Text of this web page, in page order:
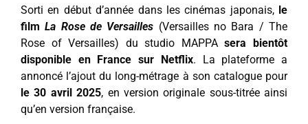
Sorti en début d’année dans les cinémas japonais, le
filmLa Rose de Versailles (Versailles no Bara / The
Rose of Versailles) du studio MAPPAsera bientôt
disponible en France sur Netflix. La plateforme a
annoncé l’ajout du long-métrage à son catalogue pour
le 30 avril 2025, en version originale sous-titrée ainsi
qu’en version française.